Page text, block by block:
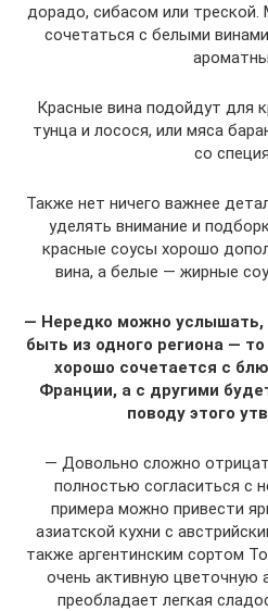
дорадо, сибасом или
сочетаться с белыми
Красные вина подойдут для
тунца и лосося, или мяса
со
Также нет ничего важнее
уделять внимание и
красные соусы хорошо
вина, а белые — жирные
— Нередко можно
быть из одного региона —
хорошо сочетается с
Франции, а с другими
поводу этого
— Довольно сложно
полностью согласиться с
примера можно привести
азиатской кухни с
также аргентинским сортом
очень активную цветочную
преобладает легкая